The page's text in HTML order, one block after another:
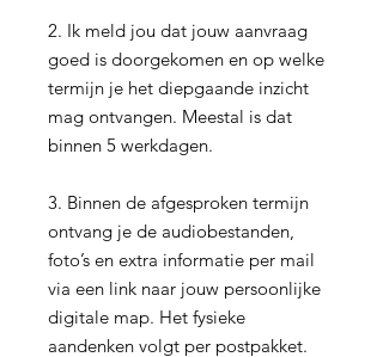
2. Ik meld jou dat jouw aanvraag
goed is doorgekomen en op welke
termijn je het diepgaande inzicht
mag ontvangen. Meestal is dat
binnen 5 werkdagen.
3. Binnen de afgesproken termijn
ontvang je de audiobestanden,
foto’s en extra informatie per mail
via een link naar jouw persoonlijke
digitale map. Het fysieke
aandenken volgt per postpakket.